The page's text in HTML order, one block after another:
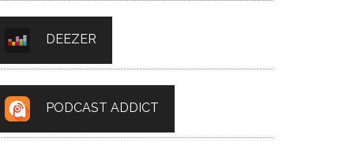
DEEZER
PODCAST ADDICT